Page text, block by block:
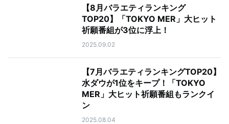
【8月バラエティランキング
TOP20】「TOKYO MER」大ヒット
祈願番組が3位に浮上！
2025.09.02
【7月バラエティランキングTOP20】
水ダウが1位をキープ！「TOKYO
MER」大ヒット祈願番組もランクイ
ン
2025.08.04